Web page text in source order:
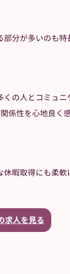
分が多いのも
の人とコミュニ
性を心地良
暇取得にも柔
求人を見る